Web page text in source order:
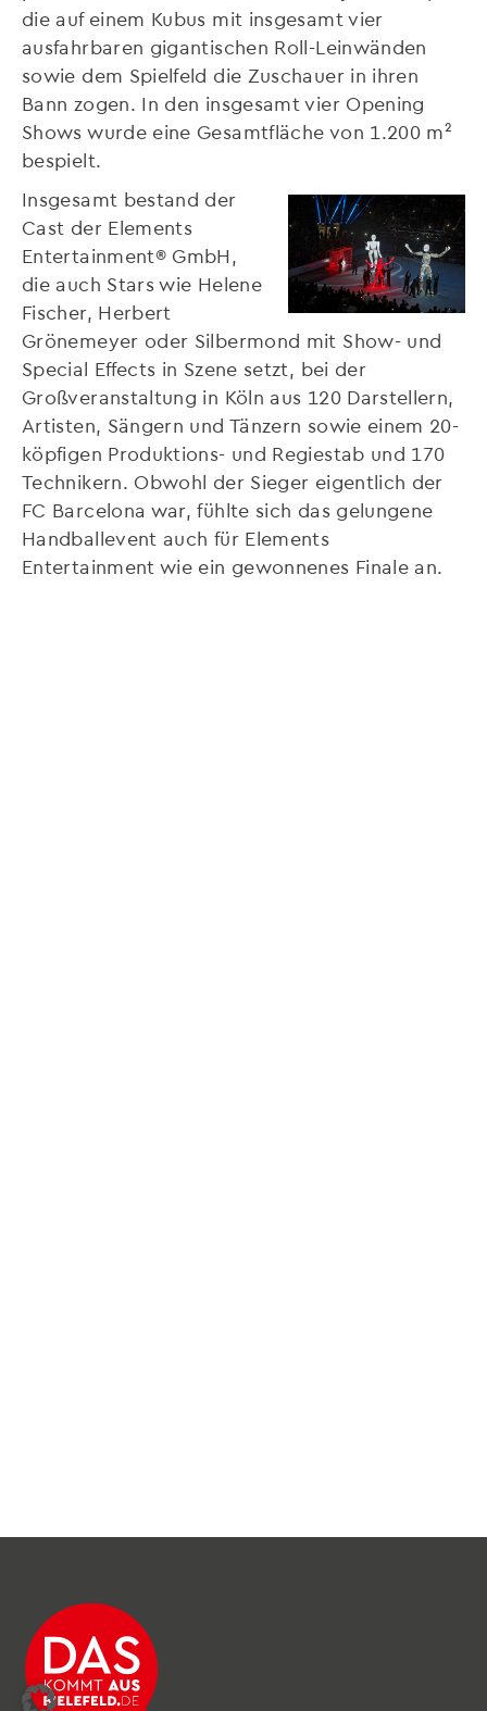
die auf einem Kubus mit insgesamt vier
ausfahrbaren gigantischen Roll-Leinwänden
sowie dem Spielfeld die Zuschauer in ihren
Bann zogen. In den insgesamt vier Opening
Shows wurde eine Gesamtfläche von 1.200 m²
bespielt.
Insgesamt bestand der
Cast der Elements
Entertainment® GmbH,
die auch Stars wie Helene
Fischer, Herbert
Grönemeyer oder Silbermond mit Show- und
Special Effects in Szene setzt, bei der
Großveranstaltung in Köln aus 120 Darstellern,
Artisten, Sängern und Tänzern sowie einem 20-
köpfigen Produktions- und Regiestab und 170
Technikern. Obwohl der Sieger eigentlich der
FC Barcelona war, fühlte sich das gelungene
Handballevent auch für Elements
Entertainment wie ein gewonnenes Finale an.